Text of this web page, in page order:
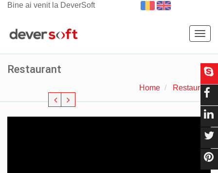
Bine ai venit la DeverSoft
Restaurant
Home Restaurant